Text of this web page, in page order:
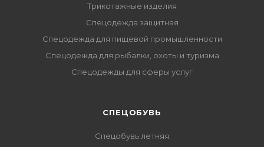
Трикотажные изделия
Спецодежда защитная
Спецодежда для пищевой промышленности
Спецодежда для рыбалки, охоты и туризма
Спецодежды для сферы услуг
CПЕЦОБУВЬ
Спецобувь летняя